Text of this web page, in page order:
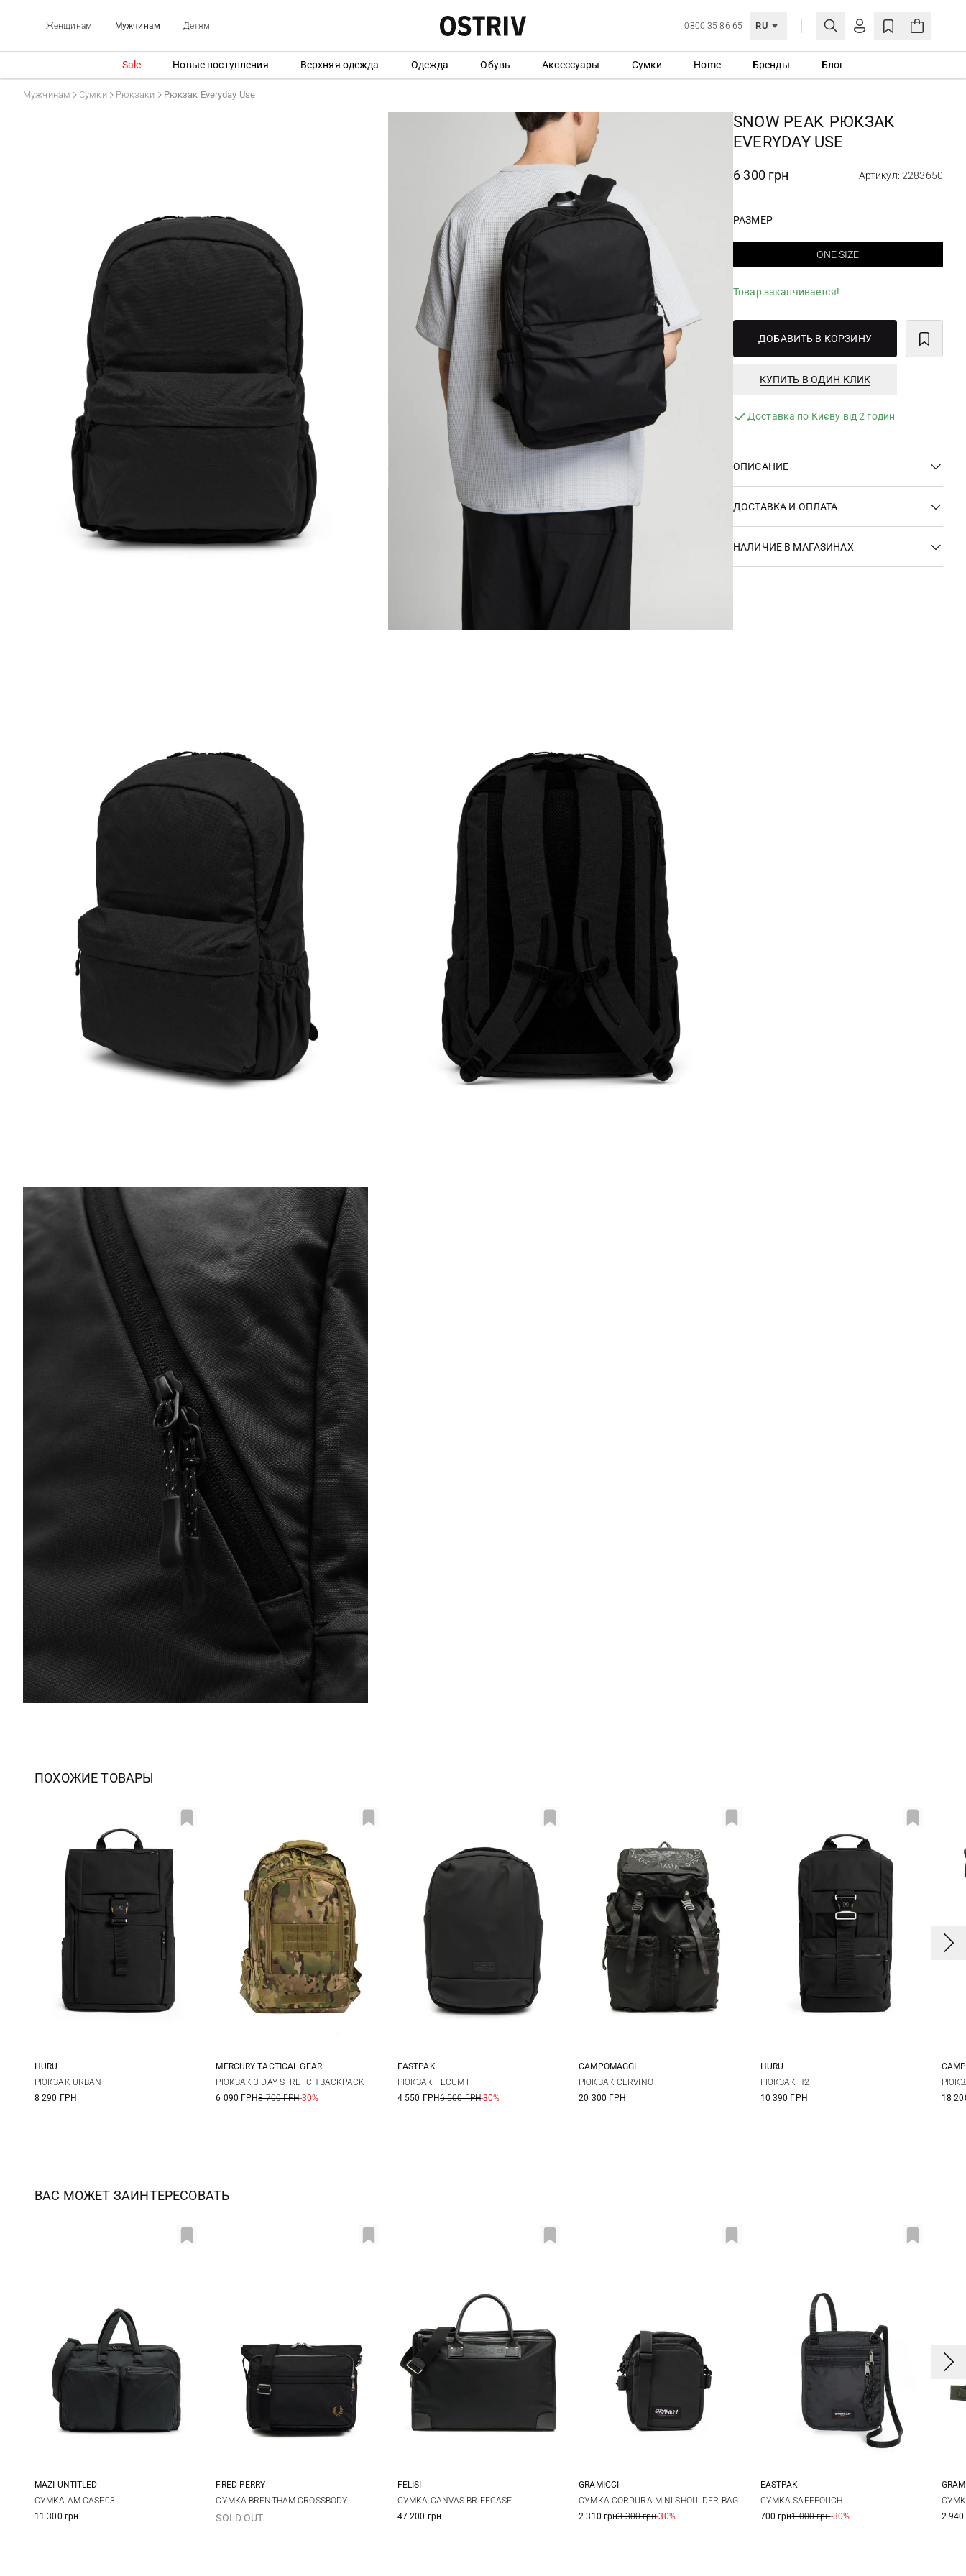
Женщинам Мужчинам Детям 0800 35 86 65 RU
ЛИЧНЫЙ КАБИНЕТ
Еще не зарегистрированы?
СОЗДАТЬ УЧЕТНУЮ ЗАПИСЬ
Sale Новые поступления Верхняя одежда Одежда Обувь Аксессуары Сумки Home Бренды Блог
Мужчинам Сумки Рюкзаки Рюкзак Everyday Use
SNOW PEAK РЮКЗАК
EVERYDAY USE
6 300 грн Артикул: 2283650
РАЗМЕР
ONE SIZE
Товар заканчивается!
ДОБАВИТЬ В КОРЗИНУ
КУПИТЬ В ОДИН КЛИК
Доставка по Києву від 2 годин
ОПИСАНИЕ
ДОСТАВКА И ОПЛАТА
НАЛИЧИЕ В МАГАЗИНАХ
ПОХОЖИЕ ТОВАРЫ
HURU
РЮКЗАК URBAN
8 290 ГРН
73Л
MERCURY TACTICAL GEAR
РЮКЗАК 3 DAY STRETCH BACKPACK
6 090 ГРН8 700 ГРН-30%
One Size
EASTPAK
РЮКЗАК TECUM F
4 550 ГРН6 500 ГРН-30%
One Size
CAMPOMAGGI
РЮКЗАК CERVINO
20 300 ГРН
HURU
РЮКЗАК H2
10 390 ГРН
18
ВАС МОЖЕТ ЗАИНТЕРЕСОВАТЬ
One Size
MAZI UNTITLED
СУМКА AM CASE03
11 300 грн
One Size
FRED PERRY
СУМКА BRENTHAM CROSSBODY
SOLD OUT
One Size
FELISI
СУМКА CANVAS BRIEFCASE
47 200 грн
One Size
GRAMICCI
СУМКА CORDURA MINI SHOULDER BAG
2 310 грн3 300 грн-30%
One Size
EASTPAK
СУМКА SAFEPOUCH
700 грн1 000 грн-30%
2 940